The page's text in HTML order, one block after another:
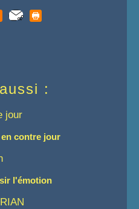
:
contre jour
l'émotion